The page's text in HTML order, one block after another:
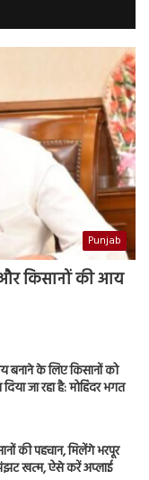
Punjab
किसानों की आय
बनाने के लिए किसानों को
जा रहा है: मोहिंदर भगत
की पहचान, मिलेंगे भरपूर
झंझट खत्म, ऐसे करें अप्लाई